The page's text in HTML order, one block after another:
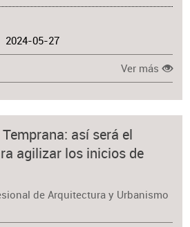
2024-05-27
Ver más
así será el
agilizar los inicios de
de Arquitectura y Urbanismo